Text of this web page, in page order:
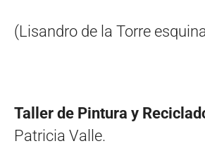
(Lisandro de la Torre
Taller de Pintura y
Patricia Valle.